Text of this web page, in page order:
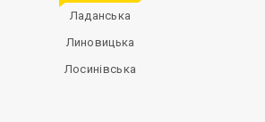
Ладанська
Линовицька
Лосинівська